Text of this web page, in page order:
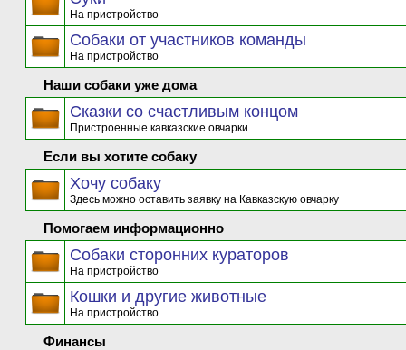
На пристройство
Собаки от участников команды
На пристройство
Наши собаки уже дома
Сказки со счастливым концом
Пристроенные кавказские овчарки
Если вы хотите собаку
Хочу собаку
Здесь можно оставить заявку на Кавказскую овчарку
Помогаем информационно
Собаки сторонних кураторов
На пристройство
Кошки и другие животные
На пристройство
Финансы